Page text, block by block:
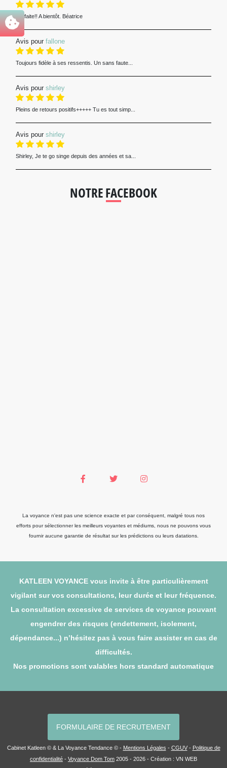
Parfaite!! A bientôt. Béatrice
Avis pour fallone
Toujours fidèle à ses ressentis. Un sans faute...
Avis pour shirley
Pleins de retours positifs+++++ Tu es tout simp...
Avis pour shirley
Shirley, Je te go singe depuis des années et sa...
NOTRE FACEBOOK
La voyance n'est pas une science exacte et par conséquent, malgré tous nos
efforts pour sélectionner les meilleurs voyantes et médiums, nous ne pouvons vous
fournir aucune garantie de résultat sur les prédictions ou leurs datations.
KATLEEN VOYANCE vous invite à être particulièrement
vigilant sur vos consultations, leur durée et leur fréquence.
La consultation excessive de services de voyance pouvant
engendrer des risques (endettement, isolement,
dépendance...) n’hésitez pas à vous faire assister en cas de
difficultés.
Nos promotions sont valables hors standard automatique
FORMULAIRE DE RECRUTEMENT
Cabinet Katleen © & La Voyance Tendance © - Mentions Légales - CGUV- Politique de
confidentialité - Voyance Dom Tom 2005 - 2026 - Création : VN WEB